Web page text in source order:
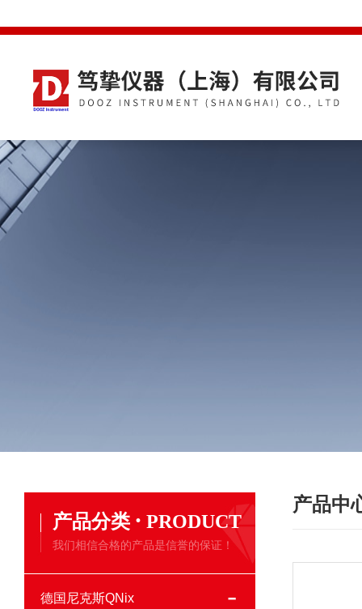
产品分类 · PRODUCT
我们相信合格的产品是信誉的保证！
德国尼克斯QNix
产品中